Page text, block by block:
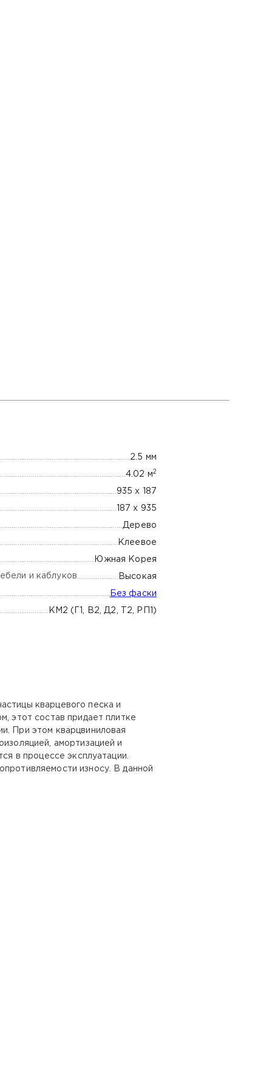
2.5 мм
4.02 м2
935 х 187
187 х 935
Дерево
Клеевое
Южная Корея
и каблуков Высокая
Без фаски
КМ2 (Г1, В2, Д2, Т2, РП1)
кварцевого песка и
этот состав придает плитке
При этом кварцвиниловая
амортизацией и
в процессе эксплуатации.
износу. В данной